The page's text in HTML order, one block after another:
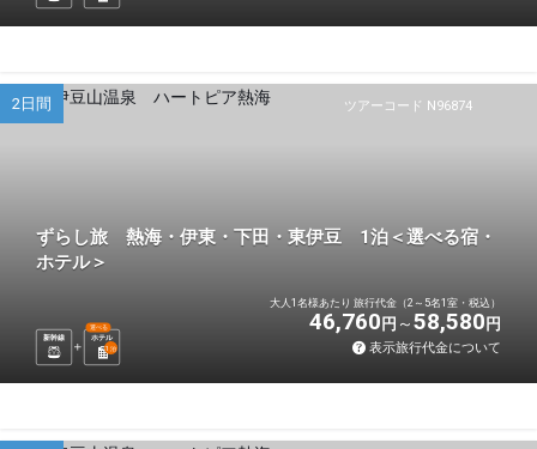
ツアーコード N96874
2日間
ずらし旅 熱海・伊東・下田・東伊豆 1泊＜選べる宿・
ホテル＞
新幹線 ホテル
選べる
1 泊
大人1名様あたり 旅行代金（2～5名1室・税込）
46,760 円 58,580 円
表示旅行代金について